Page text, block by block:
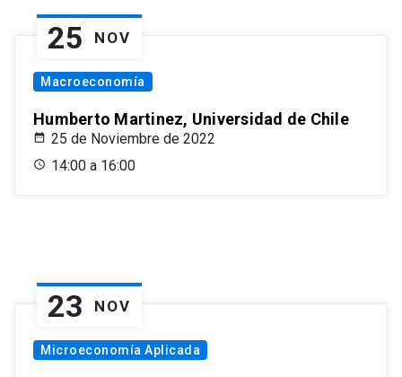
25 NOV
Macroeconomía
Humberto Martinez, Universidad de Chile
25 de Noviembre de 2022
14:00 a 16:00
23 NOV
Microeconomía Aplicada